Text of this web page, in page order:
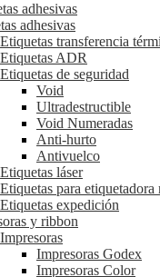
adhesivas
adhesivas
Etiquetas transferencia
Etiquetas ADR
Etiquetas de seguridad
Void
Ultradestructible
Void Numeradas
Anti-hurto
Antivuelco
Etiquetas láser
Etiquetas para etiquetadora
Etiquetas expedición
y ribbon
Impresoras
Impresoras Godex
Impresoras Color